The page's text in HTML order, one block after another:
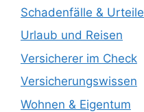
Schadenfälle & Urteile
Urlaub und Reisen
Versicherer im Check
Versicherungswissen
Wohnen & Eigentum